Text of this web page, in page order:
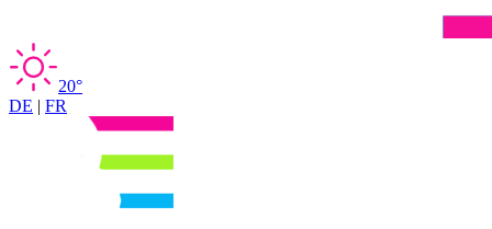
20°
DE | FR